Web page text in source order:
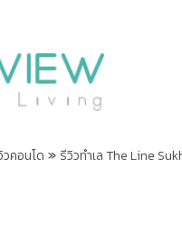
วคอนโด » รีวิวทำเล The Line